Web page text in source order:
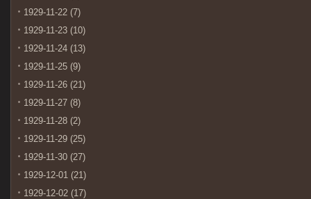
1929-11-22 (7)
1929-11-23 (10)
1929-11-24 (13)
1929-11-25 (9)
1929-11-26 (21)
1929-11-27 (8)
1929-11-28 (2)
1929-11-29 (25)
1929-11-30 (27)
1929-12-01 (21)
1929-12-02 (17)